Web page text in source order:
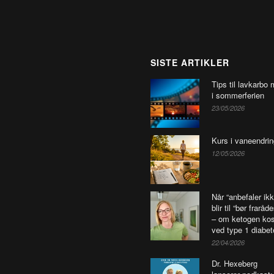
SISTE ARTIKLER
Tips til lavkarbo
i sommerferien
23/05/2026
Kurs i
12/05/2026
Når “anbefaler
blir til “bør
– om ketogen
ved type 1
22/04/2026
Dr. Hexeberg